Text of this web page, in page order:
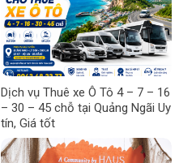
Dịch vụ Thuê xe Ô Tô 4 – 7 – 16
– 30 – 45 chỗ tại Quảng Ngãi Uy
tín, Giá tốt